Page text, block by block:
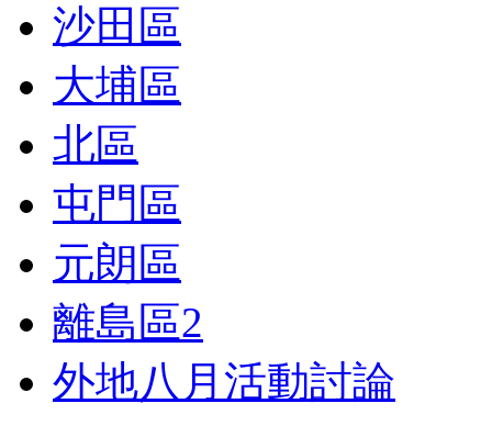
沙田區
大埔區
北區
屯門區
元朗區
離島區2
外地八月活動討論